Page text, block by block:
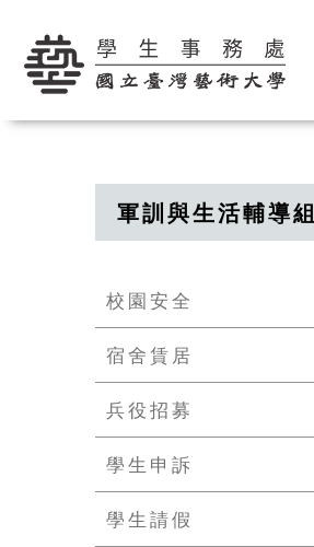
學生事務處
軍訓與生活輔導組
校園安全
宿舍賃居
兵役招募
學生申訴
學生請假